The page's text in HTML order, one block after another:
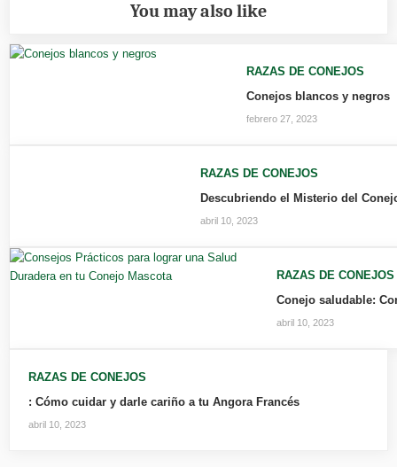
You may also like
RAZAS DE CONEJOS
Conejos blancos y negros
febrero 27, 2023
RAZAS DE CONEJOS
Descubriendo el Misterio del
abril 10, 2023
RAZAS DE CONEJOS
Conejo saludable:
abril 10, 2023
RAZAS DE CONEJOS
: Cómo cuidar y darle cariño a tu Angora Francés
abril 10, 2023